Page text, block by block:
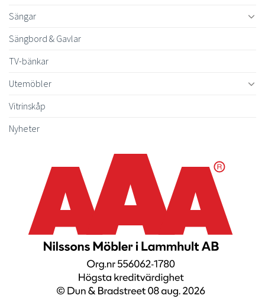
Sängar
Sängbord & Gavlar
TV-bänkar
Utemöbler
Vitrinskåp
Nyheter